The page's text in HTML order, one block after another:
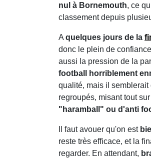
nul à Bornemouth, ce
classement depuis
A quelques jours de la
donc le plein de
aussi la pression de la
football horriblement
qualité, mais il
regroupés, misant tout
"haramball" ou d'anti
Il faut avouer qu'on est
reste très efficace, et la
regarder. En attendant,